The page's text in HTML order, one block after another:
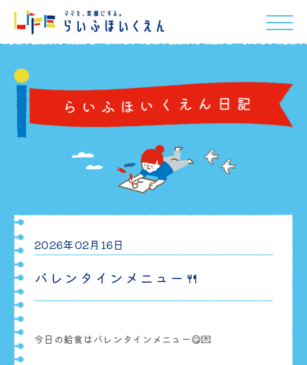
2026年02月16日
バレンタインメニュー🍴
今日の給食はバレンタインメニュー😋💌